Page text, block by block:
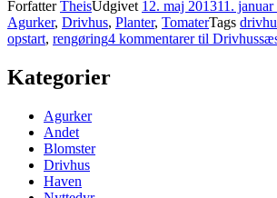
ForfatterTheisUdgivet 12. maj 201311.
Agurker, Drivhus, Planter, TomaterTags
opstart, rengøring4 kommentarertil
Kategorier
Agurker
Andet
Blomster
Drivhus
Haven